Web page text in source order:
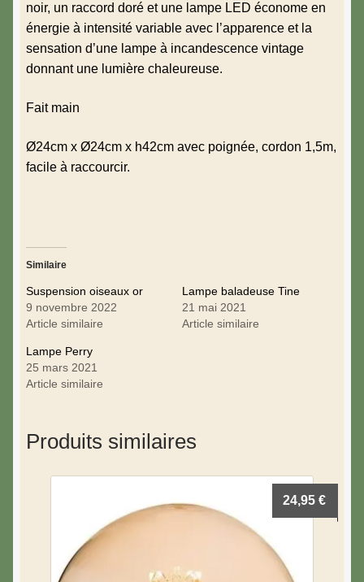
noir, un raccord doré et une lampe LED économe en
énergie à intensité variable avec l’apparence et la
sensation d’une lampe à incandescence vintage
donnant une lumière chaleureuse.
Fait main
Ø24cm x Ø24cm x h42cm avec poignée, cordon 1,5m,
facile à raccourcir.
Similaire
Suspension oiseaux or
9 novembre 2022
Article similaire
Lampe baladeuse Tine
21 mai 2021
Article similaire
Lampe Perry
25 mars 2021
Article similaire
Produits similaires
24,95€